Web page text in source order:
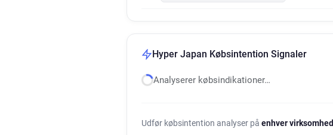
Hyper Japan Købsintention Signaler
Analyserer købsindikationer…
Udfør købsintention analyser på enhver virksomhed